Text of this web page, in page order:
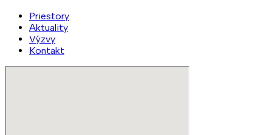
Priestory
Aktuality
Výzvy
Kontakt